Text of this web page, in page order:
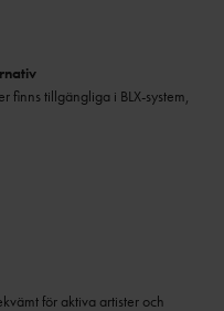
finns tillgängliga i BLX-system,
för aktiva artister och